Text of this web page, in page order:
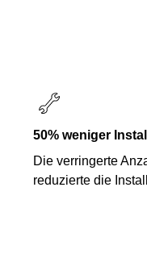
50% weniger
Die verringerte
reduzierte die